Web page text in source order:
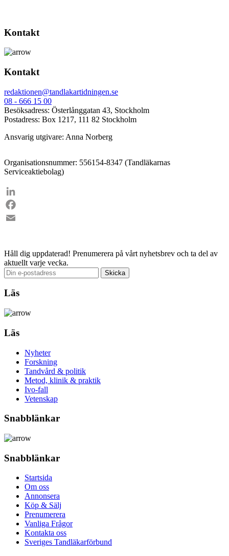
Kontakt
Kontakt
redaktionen@tandlakartidningen.se
08 - 666 15 00
Besöksadress: Österlånggatan 43, Stockholm
Postadress: Box 1217, 111 82 Stockholm
Ansvarig utgivare: Anna Norberg
Organisationsnummer: 556154-8347 (Tandläkarnas
Serviceaktiebolag)
LinkedIn
Facebook
Håll dig uppdaterad! Prenumerera på vårt nyhetsbrev och ta del av
aktuellt varje vecka.
Läs
Läs
Nyheter
Forskning
Tandvård & politik
Metod, klinik & praktik
Ivo-fall
Vetenskap
Snabblänkar
Snabblänkar
Startsida
Om oss
Annonsera
Köp & Sälj
Prenumerera
Vanliga Frågor
Kontakta oss
Sveriges Tandläkarförbund